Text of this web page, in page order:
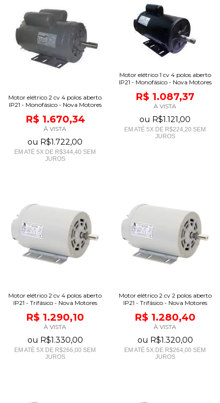
Motor elétrico 2 cv 4 polos aberto
IP21 - Monofásico - Nova Motores
R$ 1.670,34
À VISTA
ou R$1.722,00
EM ATÉ 5X DE R$344,40 SEM
JUROS
Motor elétrico 1 cv 4 polos aberto
IP21 - Monofásico - Nova Motores
R$ 1.087,37
À VISTA
ou R$1.121,00
EM ATÉ 5X DE R$224,20 SEM
JUROS
Motor elétrico 2 cv 4 polos aberto
IP21 - Trifásico - Nova Motores
R$ 1.290,10
À VISTA
ou R$1.330,00
EM ATÉ 5X DE R$266,00 SEM
JUROS
Motor elétrico 2 cv 2 polos aberto
IP21 - Trifásico - Nova Motores
R$ 1.280,40
À VISTA
ou R$1.320,00
EM ATÉ 5X DE R$264,00 SEM
JUROS